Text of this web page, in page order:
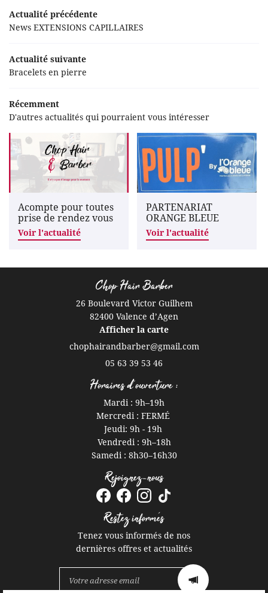
Accueil
Coiffure
Actu'
Produits
photos
Tarifs
Avis
Contact
Inscription
Prendre
Actualité précédente
News EXTENSIONS CAPILLAIRES
Actualité suivante
Bracelets en pierre
Récemment
D'autres actualités qui pourraient vous intéresser
Acompte pour toutes
prise de rendez vous
Voir l'actualité
PARTENARIAT
ORANGE BLEUE
Voir l'actualité
Chop Hair Barber
26 Boulevard Victor Guilhem
82400 Valence d’Agen
Afficher la carte
05 63 39 53 46
Horaires d'ouverture :
Mardi : 9h–19h
Mercredi : FERMÉ
Jeudi: 9h - 19h
Vendredi : 9h–18h
Samedi : 8h30–16h30
Rejoignez-nous
Restez informés
Tenez vous informés de nos
dernières offres et actualités